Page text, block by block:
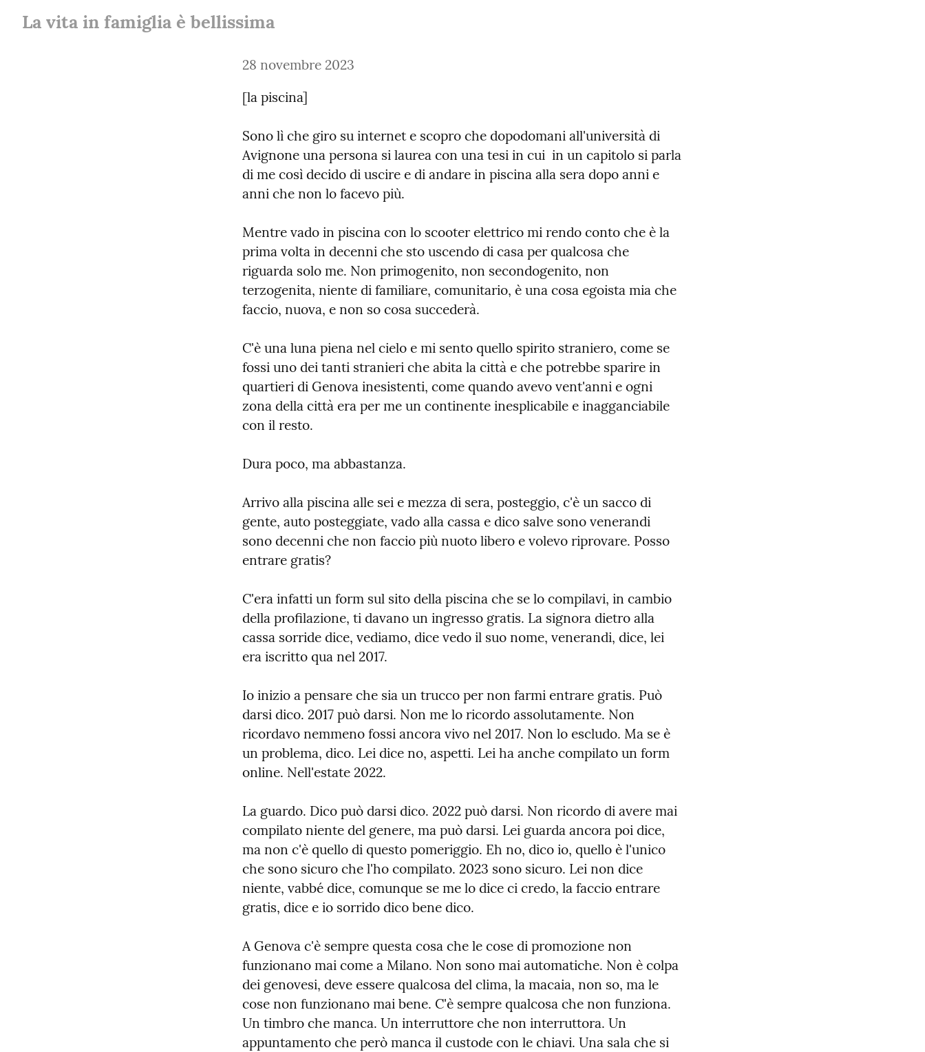
La vita in famiglia è bellissima
28 novembre 2023
[la piscina]
Sono lì che giro su internet e scopro che dopodomani all'università di
Avignone una persona si laurea con una tesi in cui  in un capitolo si parla
di me così decido di uscire e di andare in piscina alla sera dopo anni e
anni che non lo facevo più.
Mentre vado in piscina con lo scooter elettrico mi rendo conto che è la
prima volta in decenni che sto uscendo di casa per qualcosa che
riguarda solo me. Non primogenito, non secondogenito, non
terzogenita, niente di familiare, comunitario, è una cosa egoista mia che
faccio, nuova, e non so cosa succederà.
C'è una luna piena nel cielo e mi sento quello spirito straniero, come se
fossi uno dei tanti stranieri che abita la città e che potrebbe sparire in
quartieri di Genova inesistenti, come quando avevo vent'anni e ogni
zona della città era per me un continente inesplicabile e inagganciabile
con il resto.
Dura poco, ma abbastanza.
Arrivo alla piscina alle sei e mezza di sera, posteggio, c'è un sacco di
gente, auto posteggiate, vado alla cassa e dico salve sono venerandi
sono decenni che non faccio più nuoto libero e volevo riprovare. Posso
entrare gratis?
C'era infatti un form sul sito della piscina che se lo compilavi, in cambio
della profilazione, ti davano un ingresso gratis. La signora dietro alla
cassa sorride dice, vediamo, dice vedo il suo nome, venerandi, dice, lei
era iscritto qua nel 2017.
Io inizio a pensare che sia un trucco per non farmi entrare gratis. Può
darsi dico. 2017 può darsi. Non me lo ricordo assolutamente. Non
ricordavo nemmeno fossi ancora vivo nel 2017. Non lo escludo. Ma se è
un problema, dico. Lei dice no, aspetti. Lei ha anche compilato un form
online. Nell'estate 2022.
La guardo. Dico può darsi dico. 2022 può darsi. Non ricordo di avere mai
compilato niente del genere, ma può darsi. Lei guarda ancora poi dice,
ma non c'è quello di questo pomeriggio. Eh no, dico io, quello è l'unico
che sono sicuro che l'ho compilato. 2023 sono sicuro. Lei non dice
niente, vabbé dice, comunque se me lo dice ci credo, la faccio entrare
gratis, dice e io sorrido dico bene dico.
A Genova c'è sempre questa cosa che le cose di promozione non
funzionano mai come a Milano. Non sono mai automatiche. Non è colpa
dei genovesi, deve essere qualcosa del clima, la macaia, non so, ma le
cose non funzionano mai bene. C'è sempre qualcosa che non funziona.
Un timbro che manca. Un interruttore che non interruttora. Un
appuntamento che però manca il custode con le chiavi. Una sala che si